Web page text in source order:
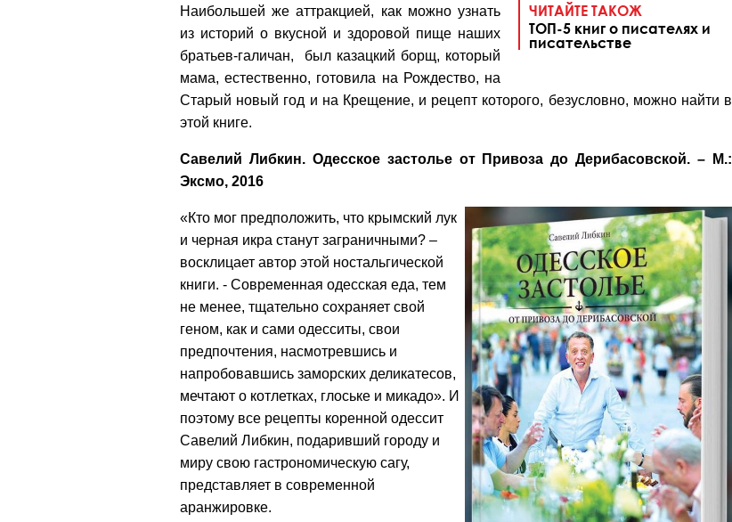
ЧИТАЙТЕ ТАКОЖ
ТОП-5 книг о писателях и
писательстве
Наибольшей же аттракцией, как можно узнать
из историй о вкусной и здоровой пище наших
братьев-галичан, был казацкий борщ, который
мама, естественно, готовила на Рождество, на
Старый новый год и на Крещение, и рецепт которого, безусловно, можно найти в
этой книге.
Савелий Либкин. Одесское застолье от Привоза до Дерибасовской. – М.:
Эксмо, 2016
«Кто мог предположить, что крымский лук
и черная икра станут заграничными? –
восклицает автор этой ностальгической
книги. - Современная одесская еда, тем
не менее, тщательно сохраняет свой
геном, как и сами одесситы, свои
предпочтения, насмотревшись и
напробовавшись заморских деликатесов,
мечтают о котлетках, глоське и микадо». И
поэтому все рецепты коренной одессит
Савелий Либкин, подаривший городу и
миру свою гастрономическую сагу,
представляет в современной
аранжировке.